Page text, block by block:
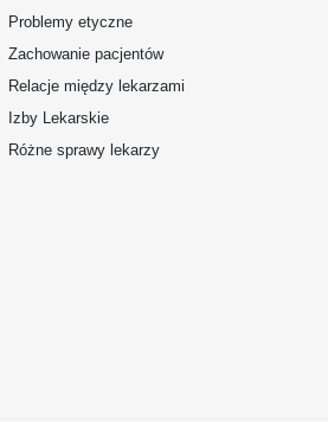
Problemy etyczne
Zachowanie pacjentów
Relacje między lekarzami
Izby Lekarskie
Różne sprawy lekarzy